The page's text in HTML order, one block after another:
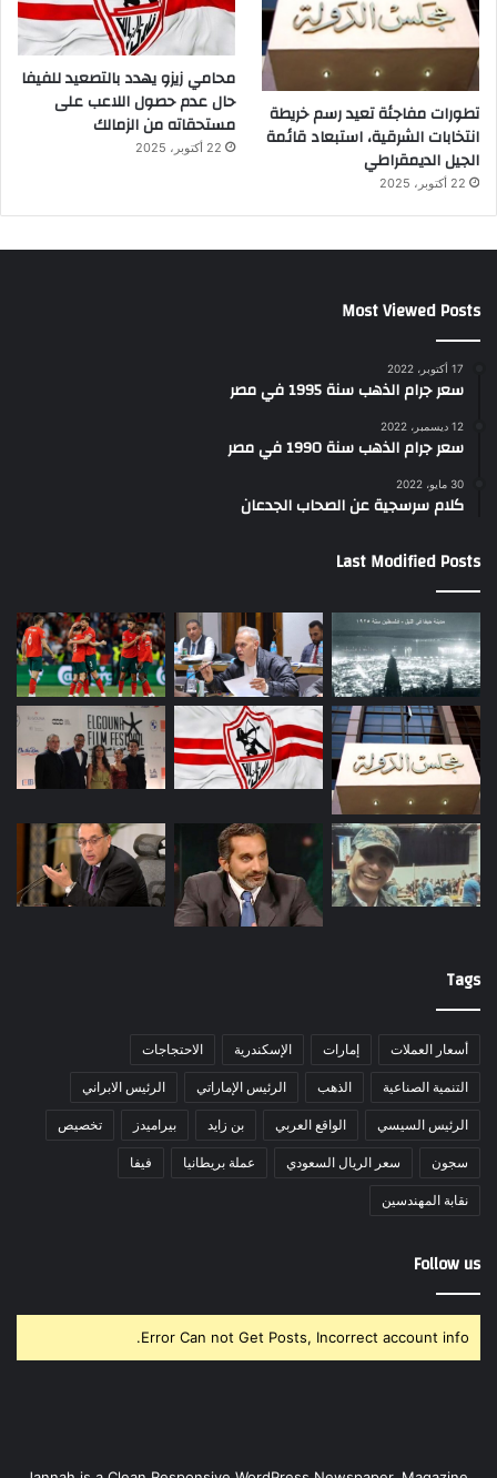
تطورات مفاجئة تعيد رسم خريطة
انتخابات الشرقية، استبعاد قائمة
الجيل الديمقراطي
22 أكتوبر، 2025
محامي زيزو يهدد بالتصعيد للفيفا
حال عدم حصول اللاعب على
مستحقاته من الزمالك
22 أكتوبر، 2025
Most Viewed Posts
17 أكتوبر، 2022
سعر جرام الذهب سنة 1995 في مصر
12 ديسمبر، 2022
سعر جرام الذهب سنة 1990 في مصر
30 مايو، 2022
كلام سرسجية عن الصحاب الجدعان
Last Modified Posts
Tags
أسعار العملات إمارات الإسكندرية الاحتجاجات
التنمية الصناعية الذهب الرئيس الإماراتي الرئيس الابراني
الرئيس السيسي الواقع العربي بن زايد بيراميدز تخصيص
سجون سعر الريال السعودي عملة بريطانيا فيفا
نقابة المهندسين
Follow us
Error Can not Get Posts, Incorrect account info.